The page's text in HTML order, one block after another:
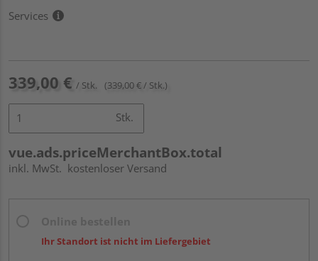
Services
339,00 € / Stk. (339,00 € / Stk.)
Stk.
vue.ads.priceMerchantBox.total
inkl. MwSt. kostenloser Versand
Ihr Standort ist nicht im Liefergebiet